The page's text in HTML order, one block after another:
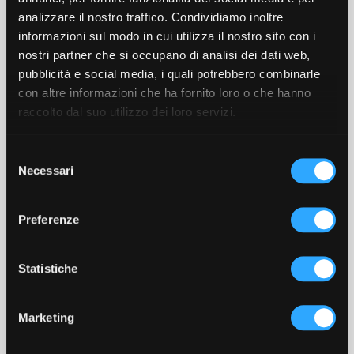
analizzare il nostro traffico. Condividiamo inoltre
informazioni sul modo in cui utilizza il nostro sito con i
nostri partner che si occupano di analisi dei dati web,
pubblicità e social media, i quali potrebbero combinarle
con altre informazioni che ha fornito loro o che hanno
raccolto dal suo utilizzo dei loro servizi.
Necessari
Preferenze
Statistiche
Marketing
Tag km0
Promozione Peugeot 308